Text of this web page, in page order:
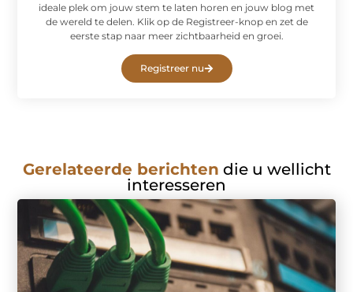
ideale plek om jouw stem te laten horen en jouw blog met
de wereld te delen. Klik op de Registreer-knop en zet de
eerste stap naar meer zichtbaarheid en groei.
Registreer nu
Gerelateerde berichten die u wellicht
interesseren